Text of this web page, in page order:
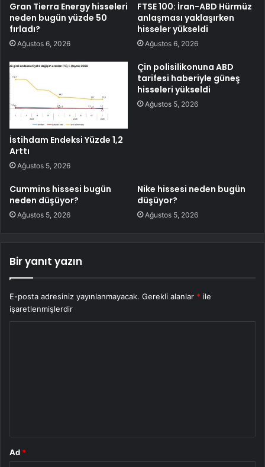
Gran Tierra Energy hisseleri
neden bugün yüzde 50
fırladı?
Ağustos 6, 2026
FTSE 100: İran-ABD Hürmüz
anlaşması yaklaşırken
hisseler yükseldi
Ağustos 6, 2026
İstihdam Endeksi Yüzde 1,2
Arttı
Ağustos 5, 2026
Çin polisilikonuna ABD
tarifesi haberiyle güneş
hisseleri yükseldi
Ağustos 5, 2026
Cummins hissesi bugün
neden düşüyor?
Ağustos 5, 2026
Nike hissesi neden bugün
düşüyor?
Ağustos 5, 2026
Bir yanıt yazın
E-posta adresiniz yayınlanmayacak. Gerekli alanlar * ile
işaretlenmişlerdir
Ad *